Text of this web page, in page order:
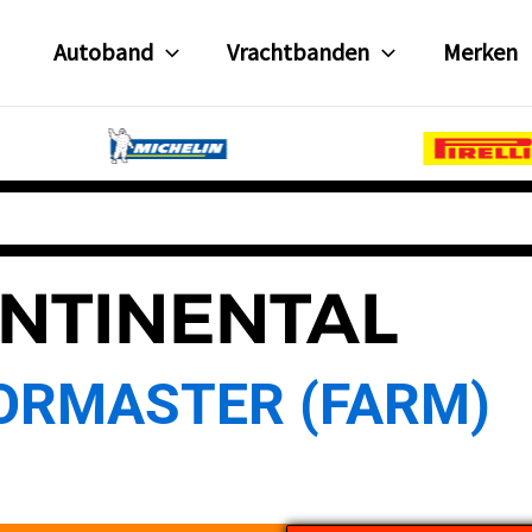
Autoband Vrachtbanden Merken
(FARM)